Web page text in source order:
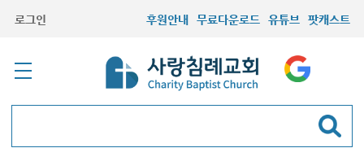
로그인 후원안내 무료다운로드 유튜브 팟캐스트